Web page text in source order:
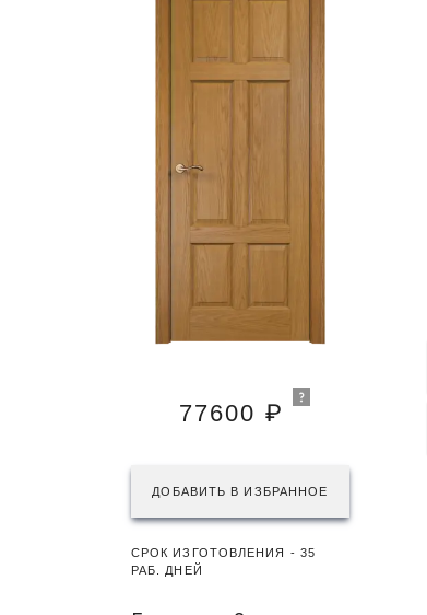
77600 ₽
ДОБАВИТЬ В ИЗБРАННОЕ
СРОК ИЗГОТОВЛЕНИЯ - 35
РАБ. ДНЕЙ